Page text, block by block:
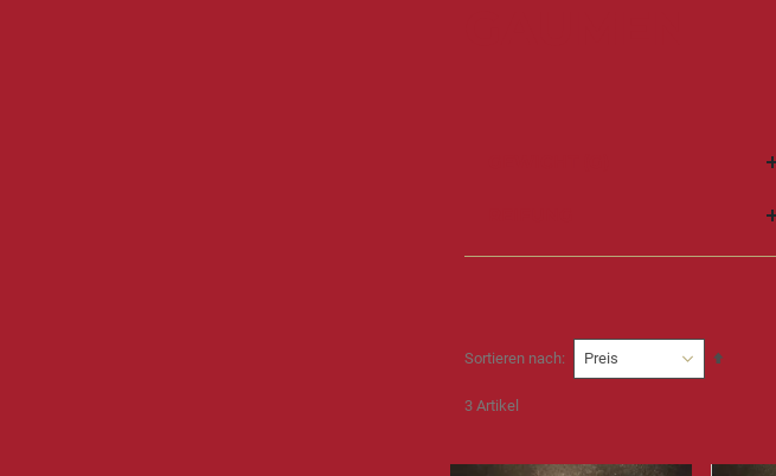
Sortieren nach
3 Artikel